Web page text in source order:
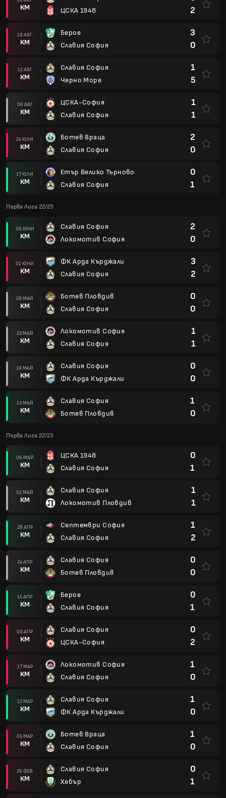
КМ
ЦСКА 1948
2
19 АВГ
КМ
Берое
Славия София
3
0
12 АВГ
КМ
Славия София
Черно Море
1
5
06 АВГ
КМ
ЦСКА-София
Славия София
1
1
24 ЮЛИ
КМ
Ботев Враца
Славия София
2
0
17 ЮЛИ
КМ
Етър Велико Търново
Славия София
0
1
Първа Лига 22/23
06 ЮНИ
КМ
Славия София
Локомотив София
2
0
01 ЮНИ
КМ
ФК Арда Кърджали
Славия София
3
2
29 МАЙ
КМ
Ботев Пловдив
Славия София
0
0
23 МАЙ
КМ
Локомотив София
Славия София
1
1
19 МАЙ
КМ
Славия София
ФК Арда Кърджали
0
0
13 МАЙ
КМ
Славия София
Ботев Пловдив
1
0
Първа Лига 22/23
06 МАЙ
КМ
ЦСКА 1948
Славия София
0
1
02 МАЙ
КМ
Славия София
Локомотив Пловдив
1
1
28 АПР
КМ
Септември София
Славия София
1
2
24 АПР
КМ
Славия София
Ботев Пловдив
0
0
15 АПР
КМ
Берое
Славия София
0
1
09 АПР
КМ
Славия София
ЦСКА-София
0
2
17 МАР
КМ
Локомотив София
Славия София
1
0
12 МАР
КМ
Славия София
ФК Арда Кърджали
1
0
05 МАР
КМ
Ботев Враца
Славия София
1
0
26 ФЕВ
КМ
Славия София
Хебър
0
1